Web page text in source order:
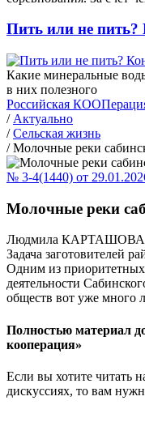
Пить или не пить?
Какие минеральные
в них полезного
Российская
/ Актуально
/ Сельская жизнь
/ Молочные реки
№ 3-4(1440) от
Молочные реки
Людмила КАРТАШОВА,
Задача заготовителей
Одним из приоритетных
деятельности
обществ вот уже много
Полностью материал
кооперация»
Если вы хотите читать
дискуссиях, то вам